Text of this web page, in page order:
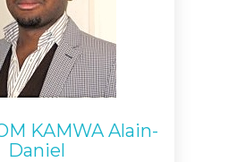
KAMWA Alain-
Daniel